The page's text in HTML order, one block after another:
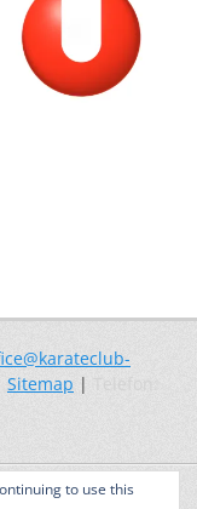
Sitemap |
– Fitness. Alle Rechte
to use this